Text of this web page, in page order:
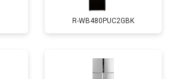
R-WB480PUC2GBK